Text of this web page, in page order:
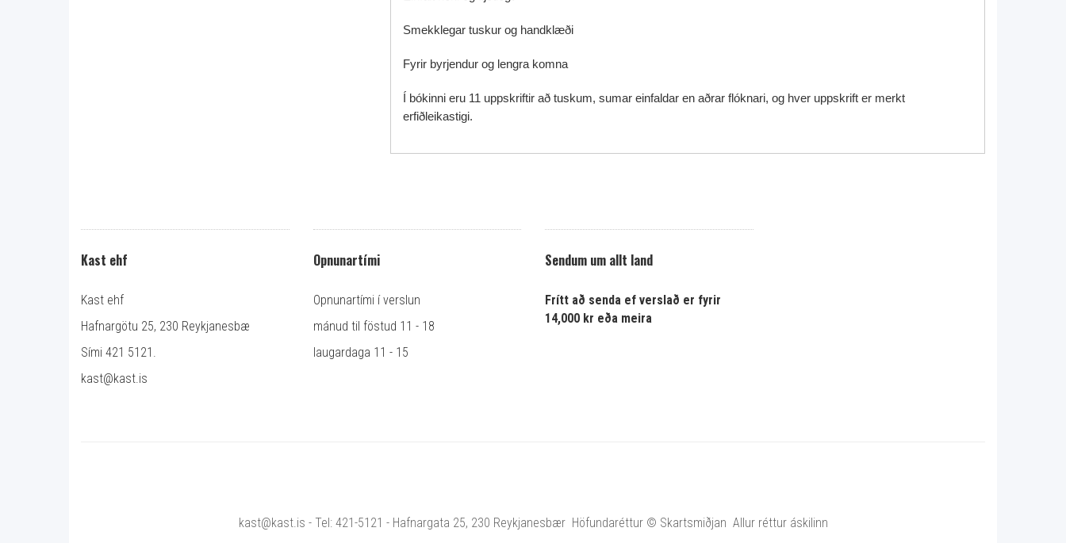
Smekklegar tuskur og handklæði
Fyrir byrjendur og lengra komna
Í bókinni eru 11 uppskriftir að tuskum, sumar einfaldar en aðrar flóknari, og hver uppskrift er merkt
erfiðleikastigi.
Kast ehf
Kast ehf
Hafnargötu 25, 230 Reykjanesbæ
Sími 421 5121.
kast@kast.is
Opnunartími
Opnunartími í verslun
mánud til föstud 11 - 18
laugardaga 11 - 15
Sendum um allt land
Frítt að senda ef verslað er fyrir
14,000 kr eða meira
kast@kast.is - Tel: 421-5121 - Hafnargata 25, 230 Reykjanesbær Höfundaréttur © Skartsmiðjan Allur réttur áskilinn